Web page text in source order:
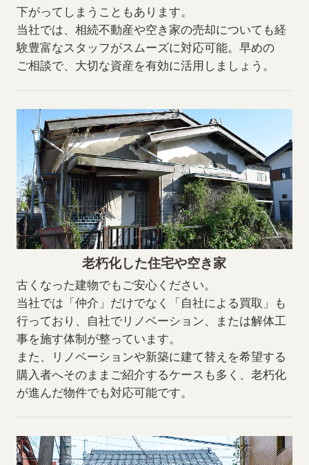
下がってしまうこともあります。
当社では、相続不動産や空き家の売却についても経
験豊富なスタッフがスムーズに対応可能。早めの
ご相談で、大切な資産を有効に活用しましょう。
老朽化した住宅や空き家
古くなった建物でもご安心ください。
当社では「仲介」だけでなく「自社による買取」も
行っており、自社でリノベーション、または解体工
事を施す体制が整っています。
また、リノベーションや新築に建て替えを希望する
購入者へそのままご紹介するケースも多く、老朽化
が進んだ物件でも対応可能です。